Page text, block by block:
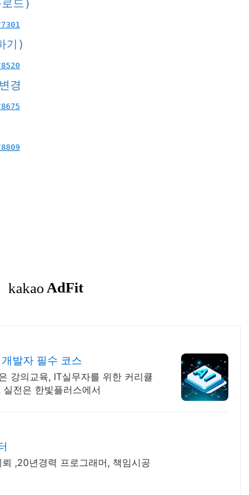
드 )
기 )
변경
발자 필수 코스
강의교육, IT실무자를 위한 커리큘
전은 한빛플러스에서
,20년경력 프로그래머, 책임시공